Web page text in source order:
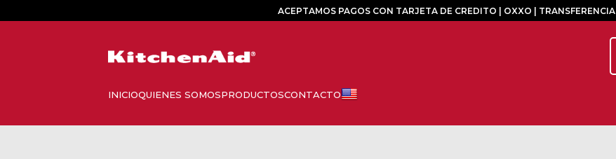
ACEPTAMOS PAGOS CON TARJETA DE CREDITO | OXXO |